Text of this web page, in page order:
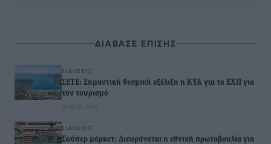
ΔΙΑΒΑΣΕ ΕΠΙΣΗΣ
ΕΙΔΉΣΕΙΣ
ΣΕΤΕ: Σημαντική θεσμική εξέλιξη η ΚΥΑ για το ΕΧΠ για
τον τουρισμό
08.08.26 · 11:40
ΕΙΔΉΣΕΙΣ
Σούπερ μάρκετ: Διευρύνεται η εθνική πρωτοβουλία για